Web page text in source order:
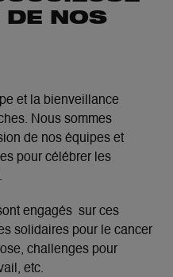
DE NOS
et la bienveillance
Nous sommes
de nos équipes et
pour célébrer les
engagés sur ces
solidaires pour le cancer
challenges pour
etc.